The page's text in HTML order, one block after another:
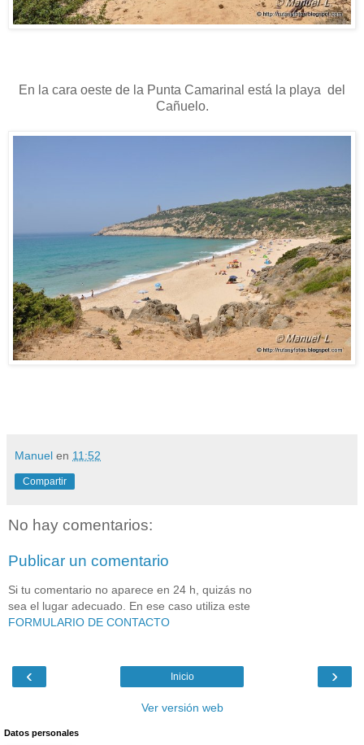
En la cara oeste de la Punta Camarinal está la playa del
Cañuelo.
Manuel en 11:52
Compartir
No hay comentarios:
Publicar un comentario
Si tu comentario no aparece en 24 h, quizás no
sea el lugar adecuado. En ese caso utiliza este
FORMULARIO DE CONTACTO
‹ ›
Inicio
Ver versión web
Datos personales